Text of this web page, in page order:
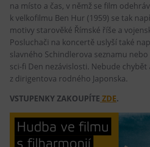
PECKA DOV
Restaurace VP ART
Bistropen
CØKAFE Dolní Vítkovice
FUTURE café
Catering
Hotel VP1
Vila Liběna
na místo a čas, v němž se film
k velkofilmu Ben Hur (1959) se tak
motivy starověké Římské říše a
Posluchači na koncertě uslyší také
slavného Schindlerova seznamu
sci-fi Den nezávislosti. Nebude
z dirigentova rodného Japonska.
VSTUPENKY ZAKOUPÍTE ZDE.